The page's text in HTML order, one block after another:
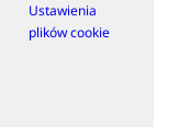
Ustawienia
plików cookie